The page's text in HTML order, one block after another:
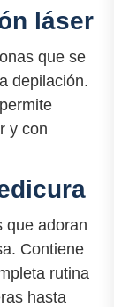
láser
que se
depilación.
y con
que adoran
Contiene
rutina
hasta